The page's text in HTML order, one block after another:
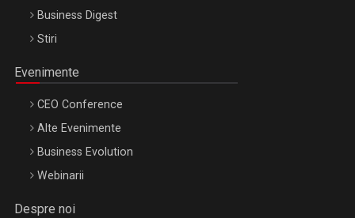
Business Digest
Stiri
Evenimente
CEO Conference
Alte Evenimente
Business Evolution
Webinarii
Despre noi